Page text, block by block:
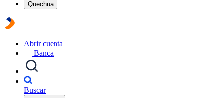
Quechua
Abrir cuenta
Banca
Buscar